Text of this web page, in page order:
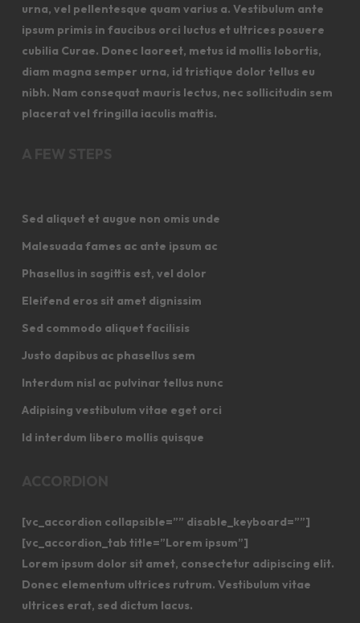
urna, vel pellentesque quam varius a. Vestibulum ante
ipsum primis in faucibus orci luctus et ultrices posuere
cubilia Curae. Donec laoreet, metus id mollis lobortis,
diam magna semper urna, id tristique dolor tellus eu
nibh. Nam consequat mauris lectus, nec sollicitudin sem
placerat vel fringilla iaculis mattis.
A FEW STEPS
Sed aliquet et augue non omis unde
Malesuada fames ac ante ipsum ac
Phasellus in sagittis est, vel dolor
Eleifend eros sit amet dignissim
Sed commodo aliquet facilisis
Justo dapibus ac phasellus sem
Interdum nisl ac pulvinar tellus nunc
Adipising vestibulum vitae eget orci
Id interdum libero mollis quisque
ACCORDION
[vc_accordion collapsible=”” disable_keyboard=””]
[vc_accordion_tab title=”Lorem ipsum”]
Lorem ipsum dolor sit amet, consectetur adipiscing elit.
Donec elementum ultrices rutrum. Vestibulum vitae
ultrices erat, sed dictum lacus.